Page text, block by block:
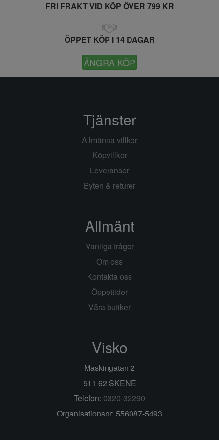
FRI FRAKT VID KÖP ÖVER 799 KR
ÖPPET KÖP I 14 DAGAR
ÅNGRA KÖP
Tjänster
Allmänna villkor
Köpvillkor
Leveranser
Byten & returer
Allmänt
Vanliga frågor
Om oss
Kontakta oss
Öppettider
Våra butiker
Visko
Maskingatan 2
511 62 SKENE
Telefon: 0320-32290
Organisationsnr: 556087-5493